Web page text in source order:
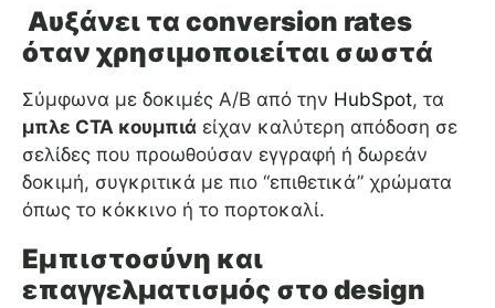
Αυξάνει τα conversion rates
όταν χρησιμοποιείται σωστά
Σύμφωνα με δοκιμές A/B από την HubSpot, τα
μπλε CTA κουμπιά είχαν καλύτερη απόδοση σε
σελίδες που προωθούσαν εγγραφή ή δωρεάν
δοκιμή, συγκριτικά με πιο “επιθετικά” χρώματα
όπως το κόκκινο ή το πορτοκαλί.
Εμπιστοσύνη και
επαγγελματισμός στο design